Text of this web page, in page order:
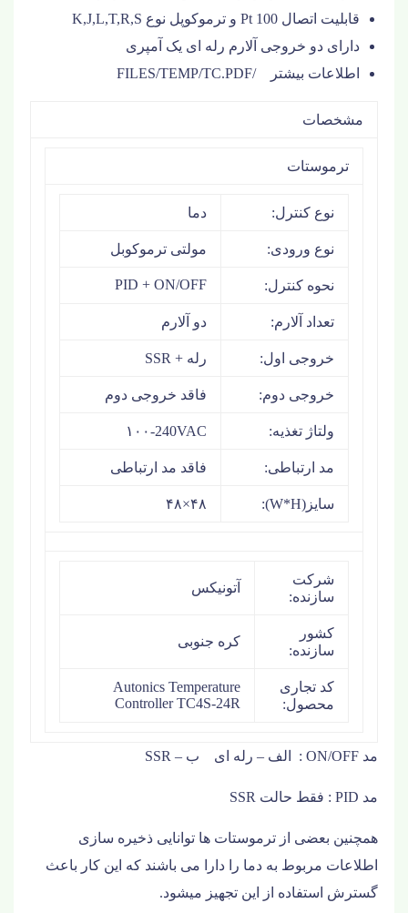
قابلیت اتصال Pt 100 و ترموکوپل نوع K,J,L,T,R,S
دارای دو خروجی آلارم رله ای یک آمپری
اطلاعات بیشتر /FILES/TEMP/TC.PDF
مشخصات
ترموستات
نوع کنترل: دما
نوع ورودی: مولتی ترموکوبل
نحوه کنترل: PID + ON/OFF
تعداد آلارم: دو آلارم
خروجی اول: رله + SSR
خروجی دوم: فاقد خروجی دوم
ولتاژ تغذیه: ۱۰۰-240VAC
مد ارتباطی: فاقد مد ارتباطی
سایز(W*H): ۴۸×۴۸
شرکت
سازنده:
آتونیکس
کشور
سازنده:
کره جنوبی
کد تجاری
محصول:
Autonics Temperature
Controller TC4S-24R
مد ON/OFF : الف – رله ای ب – SSR
مد PID : فقط حالت SSR
همچنین بعضی از ترموستات ها توانایی ذخیره سازی
اطلاعات مربوط به دما را دارا می باشند که این کار باعث
گسترش استفاده از این تجهیز می­شود.